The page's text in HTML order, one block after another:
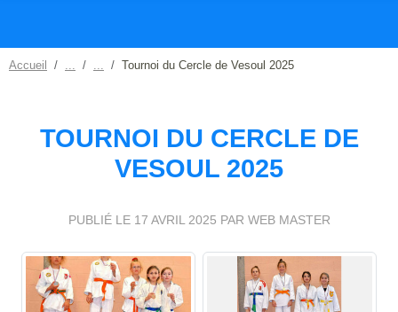
Accueil Tournoi du Cercle de Vesoul 2025
TOURNOI DU CERCLE DE
VESOUL 2025
PUBLIÉ LE 17 AVRIL 2025 PAR WEB MASTER